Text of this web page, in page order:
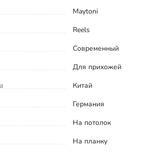
Maytoni
Reels
Современный
Для прихожей
Китай
Германия
На потолок
На планку